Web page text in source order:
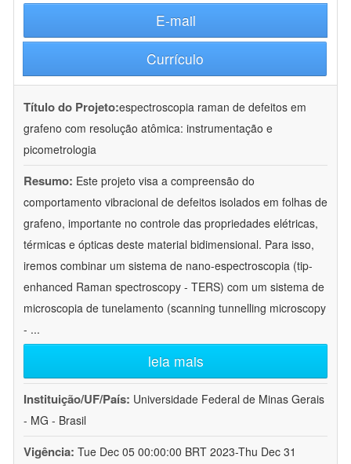
E-mail
Currículo
Título do Projeto:espectroscopia raman de defeitos em
grafeno com resolução atômica: instrumentação e
picometrologia
Resumo: Este projeto visa a compreensão do
comportamento vibracional de defeitos isolados em folhas de
grafeno, importante no controle das propriedades elétricas,
térmicas e ópticas deste material bidimensional. Para isso,
iremos combinar um sistema de nano-espectroscopia (tip-
enhanced Raman spectroscopy - TERS) com um sistema de
microscopia de tunelamento (scanning tunnelling microscopy
- ...
leia mais
Instituição/UF/País: Universidade Federal de Minas Gerais
- MG - Brasil
Vigência: Tue Dec 05 00:00:00 BRT 2023-Thu Dec 31